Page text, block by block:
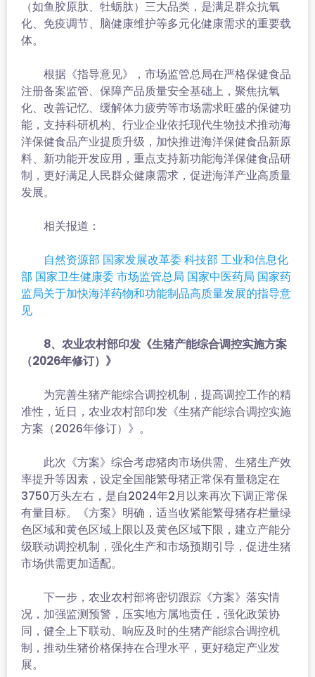
（如鱼胶原肽、牡蛎肽）三大品类，是满足群众抗氧
化、免疫调节、脑健康维护等多元化健康需求的重要载
体。
根据《指导意见》，市场监管总局在严格保健食品
注册备案监管、保障产品质量安全基础上，聚焦抗氧
化、改善记忆、缓解体力疲劳等市场需求旺盛的保健功
能，支持科研机构、行业企业依托现代生物技术推动海
洋保健食品产业提质升级，加快推进海洋保健食品新原
料、新功能开发应用，重点支持新功能海洋保健食品研
制，更好满足人民群众健康需求，促进海洋产业高质量
发展。
相关报道：
自然资源部 国家发展改革委 科技部 工业和信息化
部 国家卫生健康委 市场监管总局 国家中医药局 国家药
监局关于加快海洋药物和功能制品高质量发展的指导意
见
8、农业农村部印发《生猪产能综合调控实施方案
（2026年修订）》
为完善生猪产能综合调控机制，提高调控工作的精
准性，近日，农业农村部印发《生猪产能综合调控实施
方案（2026年修订）》。
此次《方案》综合考虑猪肉市场供需、生猪生产效
率提升等因素，设定全国能繁母猪正常保有量稳定在
3750万头左右，是自2024年2月以来再次下调正常保
有量目标。《方案》明确，适当收紧能繁母猪存栏量绿
色区域和黄色区域上限以及黄色区域下限，建立产能分
级联动调控机制，强化生产和市场预期引导，促进生猪
市场供需更加适配。
下一步，农业农村部将密切跟踪《方案》落实情
况，加强监测预警，压实地方属地责任，强化政策协
同，健全上下联动、响应及时的生猪产能综合调控机
制，推动生猪价格保持在合理水平，更好稳定产业发
展。